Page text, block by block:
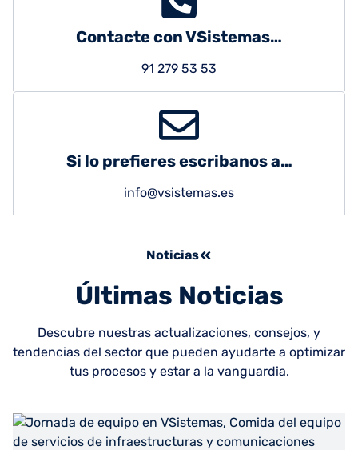
Contacte con VSistemas…
91 279 53 53
Si lo prefieres escribanos a…
info@vsistemas.es
Noticias
Últimas Noticias
Descubre nuestras actualizaciones, consejos, y
tendencias del sector que pueden ayudarte a optimizar
tus procesos y estar a la vanguardia.